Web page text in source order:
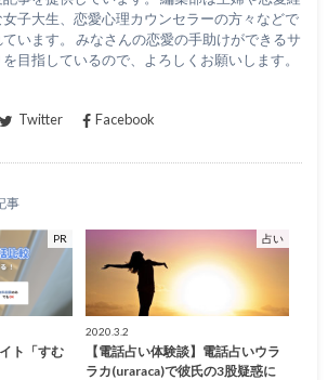
子大生、恋愛心理カウンセラーの方々などで
います。 みなさんの恋愛の手助けができるサ
目指しているので、よろしくお願いします。
Twitter Facebook
事
PR
ト「すむ
占い
2020.3.2
【電話占い体験談】電話占いウラ
ラカ(uraraca)で彼氏の3股疑惑に